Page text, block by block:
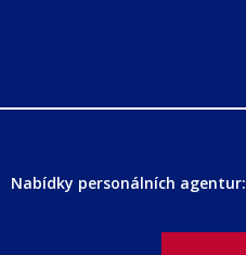
Nabídky personálních agentur: